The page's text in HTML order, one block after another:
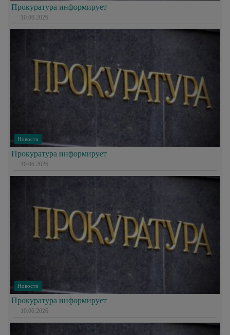
Прокуратура информирует
10.06.2026
Новости
Прокуратура информирует
10.06.2026
Новости
Прокуратура информирует
10.06.2026